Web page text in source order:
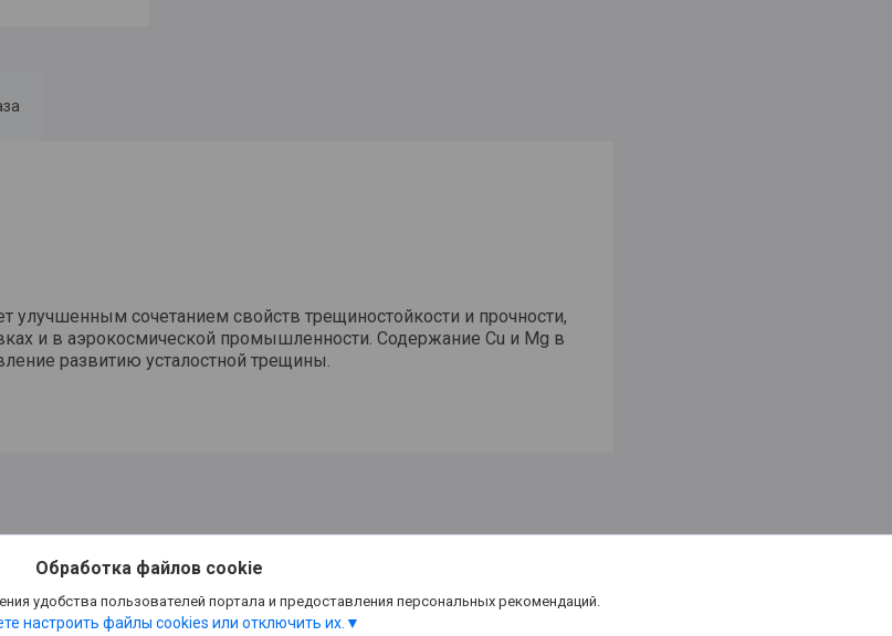
сочетанием свойств трещиностойкости и прочности,
и в аэрокосмической промышленности. Содержание Cu и Mg в
развитию усталостной трещины.
Обработка файлов cookie
удобства пользователей портала и предоставления персональных рекомендаций.
настроить файлы cookies или отключить их.